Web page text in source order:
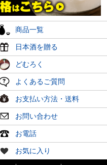
商品一覧
日本酒を贈る
どむろく
よくあるご質問
お支払い方法・送料
お問い合わせ
お電話
お気に入り